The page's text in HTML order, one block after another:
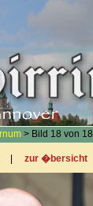
> Bild 18 von 18
zur �bersicht